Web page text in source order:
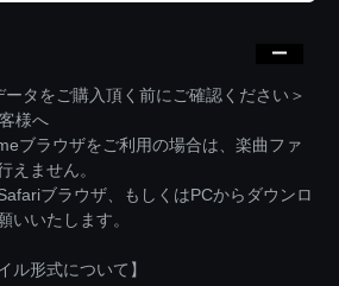
タをご購入頂く前にご確認ください＞
様へ
ブラウザをご利用の場合は、楽曲ファ
えません。
ブラウザ、もしくはPCからダウンロ
いいたします。
ル形式について】